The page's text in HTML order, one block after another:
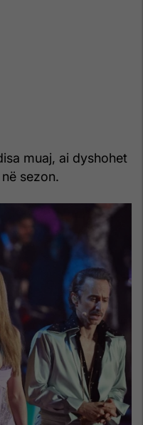
muaj, ai dyshohet
sezon.